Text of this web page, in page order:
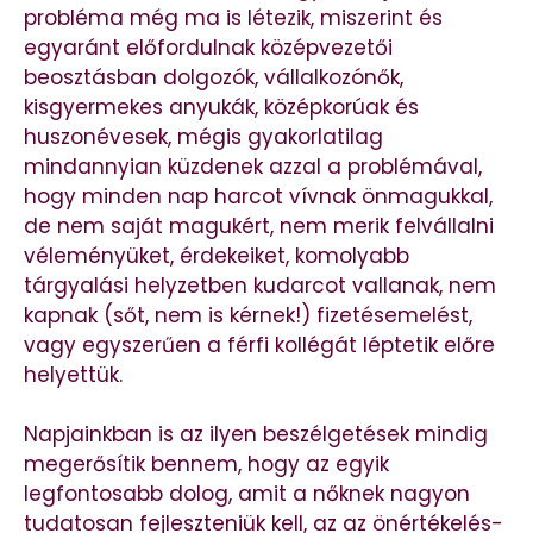
probléma még ma is létezik, miszerint és
egyaránt előfordulnak középvezetői
beosztásban dolgozók, vállalkozónők,
kisgyermekes anyukák, középkorúak és
huszonévesek, mégis gyakorlatilag
mindannyian küzdenek azzal a problémával,
hogy minden nap harcot vívnak önmagukkal,
de nem saját magukért, nem merik felvállalni
véleményüket, érdekeiket, komolyabb
tárgyalási helyzetben kudarcot vallanak, nem
kapnak (sőt, nem is kérnek!) fizetésemelést,
vagy egyszerűen a férfi kollégát léptetik előre
helyettük.
Napjainkban is az ilyen beszélgetések mindig
megerősítik bennem, hogy az egyik
legfontosabb dolog, amit a nőknek nagyon
tudatosan fejleszteniük kell, az az önértékelés-